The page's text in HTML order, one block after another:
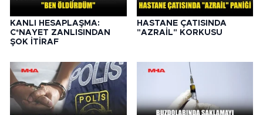
KANLI HESAPLAŞMA:
C*NAYET ZANLISINDAN
ŞOK İTİRAF
HASTANE ÇATISINDA
"AZRAİL" KORKUSU